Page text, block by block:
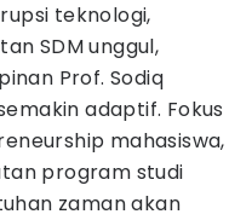
teknologi,
SDM unggul,
Prof. Sodiq
adaptif. Fokus
mahasiswa,
program studi
zaman akan